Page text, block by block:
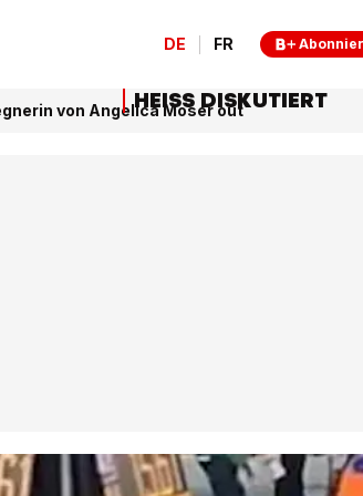
DE FR
von Angelica Moser out
HEISS DISKUTIERT